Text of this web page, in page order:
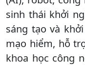
sinh thái khởi
sáng tạo và
mạo hiểm, hỗ
khoa học công